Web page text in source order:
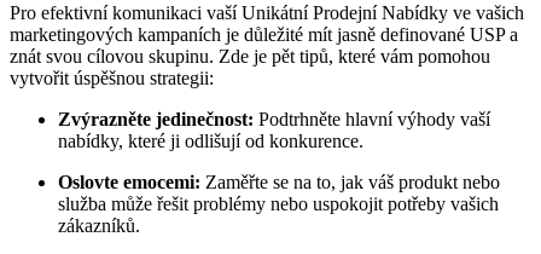
Pro efektivní komunikaci vaší Unikátní Prodejní Nabídky ve ​vašich
marketingových kampaních‌ je důležité mít⁢ jasně definované ‍USP a
znát⁣ svou cílovou skupinu. Zde je pět tipů,⁢ které vám pomohou
vytvořit úspěšnou ​strategii:
Zvýrazněte jedinečnost: Podtrhněte hlavní‍ výhody vaší
⁤nabídky, které ji odlišují od ⁢konkurence.
Oslovte emocemi: Zaměřte ‍se na⁤ to, ‍jak váš produkt nebo
služba může řešit⁤ problémy ⁢nebo uspokojit potřeby vašich‌
zákazníků.